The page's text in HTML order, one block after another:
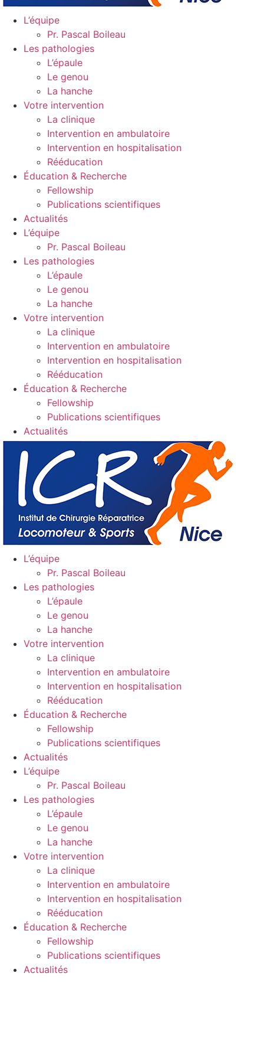
L’équipe
Pr. Pascal Boileau
Les pathologies
L’épaule
Le genou
La hanche
Votre intervention
La clinique
Intervention en ambulatoire
Intervention en hospitalisation
Rééducation
Éducation & Recherche
Fellowship
Publications scientifiques
Actualités
L’équipe
Pr. Pascal Boileau
Les pathologies
L’épaule
Le genou
La hanche
Votre intervention
La clinique
Intervention en ambulatoire
Intervention en hospitalisation
Rééducation
Éducation & Recherche
Fellowship
Publications scientifiques
Actualités
L’équipe
Pr. Pascal Boileau
Les pathologies
L’épaule
Le genou
La hanche
Votre intervention
La clinique
Intervention en ambulatoire
Intervention en hospitalisation
Rééducation
Éducation & Recherche
Fellowship
Publications scientifiques
Actualités
L’équipe
Pr. Pascal Boileau
Les pathologies
L’épaule
Le genou
La hanche
Votre intervention
La clinique
Intervention en ambulatoire
Intervention en hospitalisation
Rééducation
Éducation & Recherche
Fellowship
Publications scientifiques
Actualités